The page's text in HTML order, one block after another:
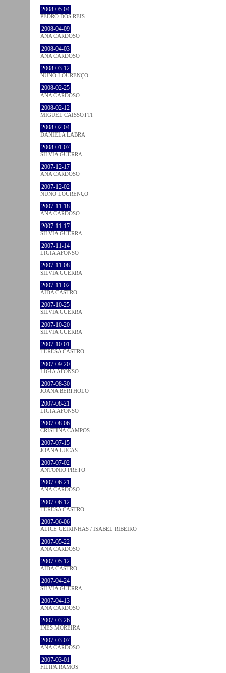
2008-05-04
PEDRO DOS REIS
2008-04-09
ANA CARDOSO
2008-04-03
ANA CARDOSO
2008-03-12
NUNO LOURENÇO
2008-02-25
ANA CARDOSO
2008-02-12
MIGUEL CAISSOTTI
2008-02-04
DANIELA LABRA
2008-01-07
SÍLVIA GUERRA
2007-12-17
ANA CARDOSO
2007-12-02
NUNO LOURENÇO
2007-11-18
ANA CARDOSO
2007-11-17
SÍLVIA GUERRA
2007-11-14
LÍGIA AFONSO
2007-11-08
SÍLVIA GUERRA
2007-11-02
AIDA CASTRO
2007-10-25
SÍLVIA GUERRA
2007-10-20
SÍLVIA GUERRA
2007-10-01
TERESA CASTRO
2007-09-20
LÍGIA AFONSO
2007-08-30
JOANA BÉRTHOLO
2007-08-21
LÍGIA AFONSO
2007-08-06
CRISTINA CAMPOS
2007-07-15
JOANA LUCAS
2007-07-02
ANTÓNIO PRETO
2007-06-21
ANA CARDOSO
2007-06-12
TERESA CASTRO
2007-06-06
ALICE GEIRINHAS / ISABEL RIBEIRO
2007-05-22
ANA CARDOSO
2007-05-12
AIDA CASTRO
2007-04-24
SÍLVIA GUERRA
2007-04-13
ANA CARDOSO
2007-03-26
INÊS MOREIRA
2007-03-07
ANA CARDOSO
2007-03-01
FILIPA RAMOS